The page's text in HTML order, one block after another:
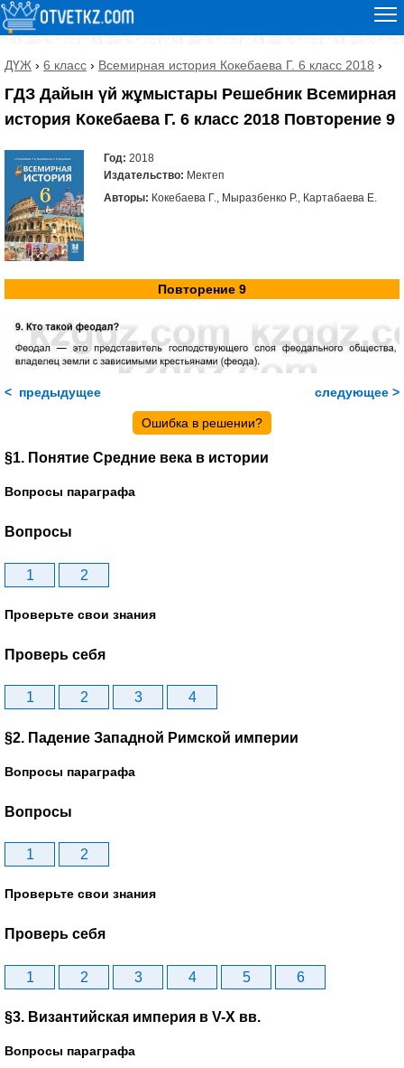
ДҮЖ › 6 класс › Всемирная история Кокебаева Г. 6 класс 2018 ›
ГДЗ Дайын үй жұмыстары Решебник Всемирная
история Кокебаева Г. 6 класс 2018 Повторение 9
Год: 2018
Издательство: Мектеп
Авторы: Кокебаева Г., Мыразбенко Р., Картабаева Е.
Повторение 9
< предыдущее следующее >
Ошибка в решении?
§1. Понятие Средние века в истории
Вопросы параграфа
Вопросы
1 2
Проверьте свои знания
Проверь себя
1 2 3 4
§2. Падение Западной Римской империи
Вопросы параграфа
Вопросы
1 2
Проверьте свои знания
Проверь себя
1 2 3 4 5 6
§3. Византийская империя в V-X вв.
Вопросы параграфа